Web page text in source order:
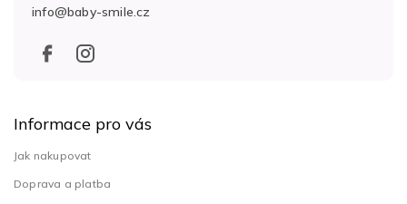
info@baby-smile.cz
Informace pro vás
Jak nakupovat
Doprava a platba